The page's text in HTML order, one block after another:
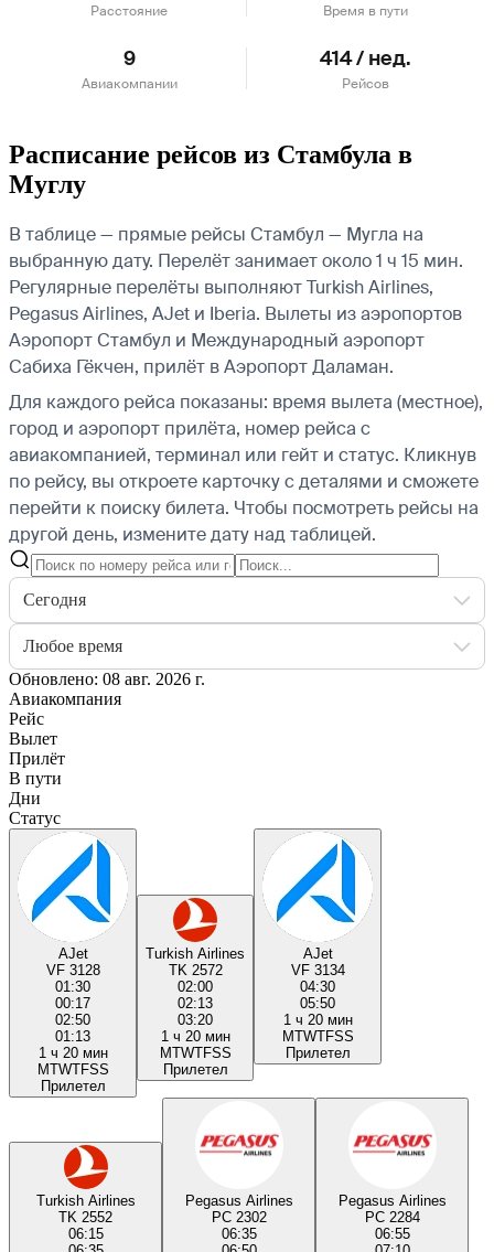
Расстояние Время в пути
9
Авиакомпании
414 / нед.
Рейсов
Расписание рейсов из Стамбула в
Муглу
В таблице — прямые рейсы Стамбул — Мугла на
выбранную дату. Перелёт занимает около 1 ч 15 мин.
Регулярные перелёты выполняют Turkish Airlines,
Pegasus Airlines, AJet и Iberia. Вылеты из аэропортов
Аэропорт Стамбул и Международный аэропорт
Сабиха Гёкчен, прилёт в Аэропорт Даламан.
Для каждого рейса показаны: время вылета (местное),
город и аэропорт прилёта, номер рейса с
авиакомпанией, терминал или гейт и статус. Кликнув
по рейсу, вы откроете карточку с деталями и сможете
перейти к поиску билета. Чтобы посмотреть рейсы на
другой день, измените дату над таблицей.
Сегодня
Любое время
Обновлено: 08 авг. 2026 г.
Авиакомпания
Рейс
Вылет
Прилёт
В пути
Дни
Статус
AJet
VF 3128
01:30
00:17
02:50
01:13
1 ч 20 мин
MTWTFSS
Прилетел
Turkish Airlines
TK 2572
02:00
02:13
03:20
1 ч 20 мин
MTWTFSS
Прилетел
AJet
VF 3134
04:30
05:50
1 ч 20 мин
MTWTFSS
Прилетел
Turkish Airlines
TK 2552
06:15
Pegasus Airlines
PC 2302
06:35
Pegasus Airlines
PC 2284
06:55